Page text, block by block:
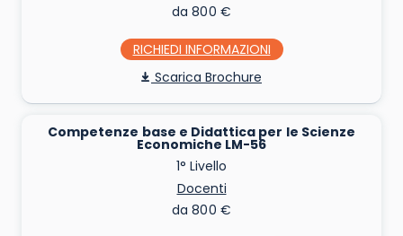
da 800 €
RICHIEDI INFO
Scarica Brochure
Competenze base e Didattica per le Scienze
Economiche LM-56
1° Livello
Docenti
da 800 €